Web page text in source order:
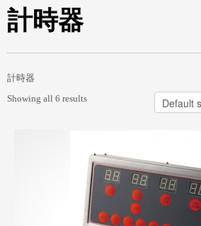
計時器
計時器
Showing all 6 results